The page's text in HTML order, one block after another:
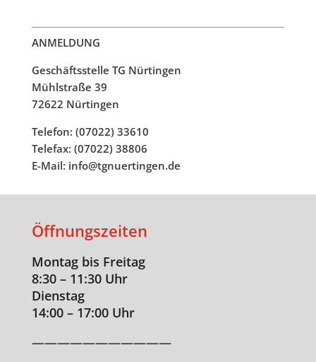
ANMELDUNG
Geschäftsstelle TG Nürtingen
Mühlstraße 39
72622 Nürtingen
Telefon: (07022) 33610
Telefax: (07022) 38806
E-Mail: info@tgnuertingen.de
Öffnungszeiten
Montag bis Freitag
8:30 – 11:30 Uhr
Dienstag
14:00 – 17:00 Uhr
———————————